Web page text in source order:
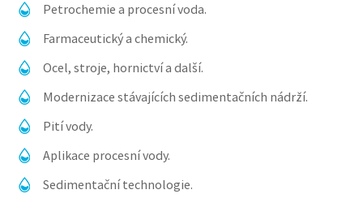
Petrochemie a procesní voda.
Farmaceutický a chemický.
Ocel, stroje, hornictví a další.
Modernizace stávajících sedimentačních nádrží.
Pití vody.
Aplikace procesní vody.
Sedimentační technologie.